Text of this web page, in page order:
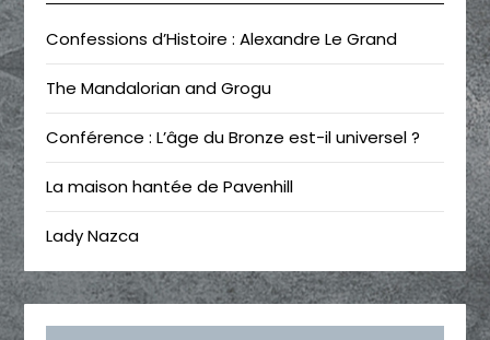
Confessions d’Histoire : Alexandre Le Grand
The Mandalorian and Grogu
Conférence : L’âge du Bronze est-il universel ?
La maison hantée de Pavenhill
Lady Nazca